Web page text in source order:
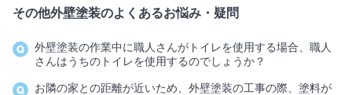
その他外壁塗装のよくあるお悩み・疑問
外壁塗装の作業中に職人さんがトイレを使用する場合、職人
さんはうちのトイレを使用するのでしょうか？
お隣の家との距離が近いため、外壁塗装の工事の際、塗料が